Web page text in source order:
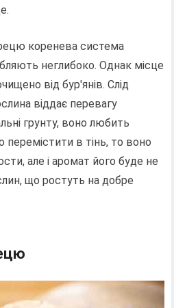
коренева система
неглибоко. Однак місце
від бур'янів. Слід
віддає перевагу
грунту, воно любить
перемістити в тінь, то воно
але і аромат його буде не
що ростуть на добре